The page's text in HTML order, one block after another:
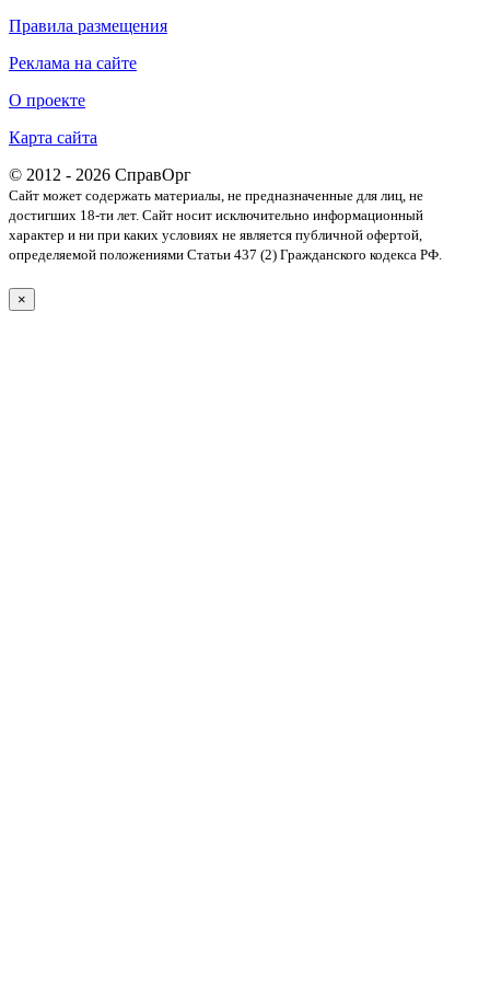
Правила размещения
Реклама на сайте
О проекте
Карта сайта
© 2012 - 2026 СправОрг
Сайт может содержать материалы, не предназначенные для лиц, не
достигших 18-ти лет. Cайт носит исключительно информационный
характер и ни при каких условиях не является публичной офертой,
определяемой положениями Статьи 437 (2) Гражданского кодекса РФ.
×